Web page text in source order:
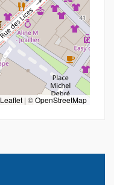
Leaflet | ©OpenStreetMap